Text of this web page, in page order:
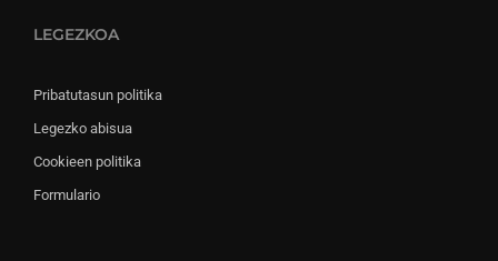
LEGEZKOA
Pribatutasun politika
Legezko abisua
Cookieen politika
Formulario